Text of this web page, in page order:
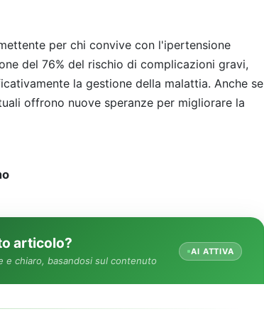
per chi convive con l'ipertensione
del 76% del rischio di complicazioni gravi,
la gestione della malattia. Anche se
offrono nuove speranze per migliorare la
articolo?
e chiaro, basandosi sul contenuto
AI ATTIVA